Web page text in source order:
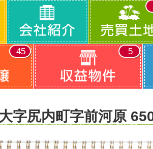
45 5
字尻内町字前河原